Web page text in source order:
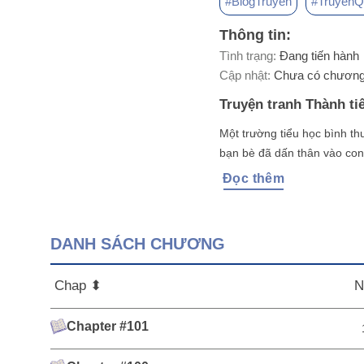
Thông tin:
Tình trạng: Đang tiến hành
Cập nhật: Chưa có
Truyện tranh Thành
Một trường tiểu học bình
bạn bè đã dấn thân vào
Đọc thêm
DANH SÁCH CHƯƠNG
Chap ⬍
Chapter #101